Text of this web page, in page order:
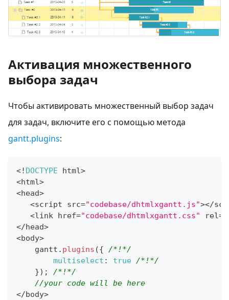
Активация множественного
выбора задач
Чтобы активировать множественный выбор задач
для задач, включите его с помощью метода
gantt.plugins:
<! DOCTYPE html>
<html>
<head>
<script src="codebase/dhtmlxgantt.js"></
<link href="codebase/dhtmlxgantt.css" rel=
</head>
<body>
    gantt
. plugins ({ /*!*/
multiselect : true /*!*/
}) ;
/*!*/
//your code will be here
</body>